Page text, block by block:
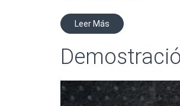
Leer Más